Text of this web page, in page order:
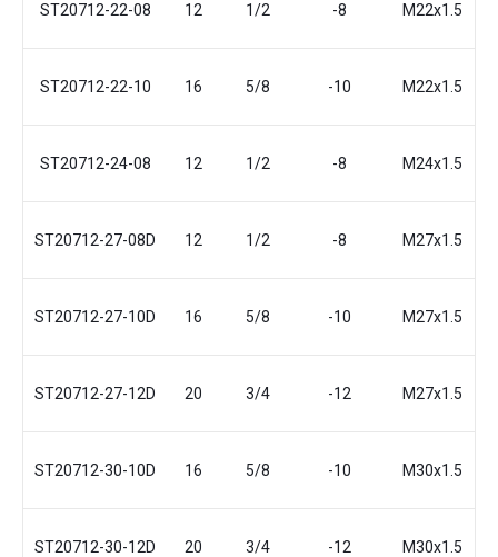
ST20712-22-08 12 1/2 -8 М22x1.5
ST20712-22-10 16 5/8 -10 М22x1.5
ST20712-24-08 12 1/2 -8 М24x1.5
ST20712-27-08D 12 1/2 -8 М27x1.5
ST20712-27-10D 16 5/8 -10 М27x1.5
ST20712-27-12D 20 3/4 -12 М27x1.5
ST20712-30-10D 16 5/8 -10 М30x1.5
ST20712-30-12D 20 3/4 -12 М30x1.5